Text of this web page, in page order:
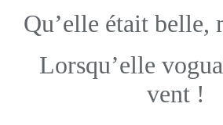
Qu’elle était belle,
Lorsqu’elle
vent !